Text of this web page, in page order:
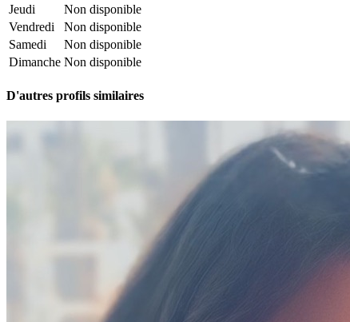
Jeudi
Non disponible
Vendredi
Non disponible
Samedi
Non disponible
Dimanche Non disponible
D'autres profils similaires